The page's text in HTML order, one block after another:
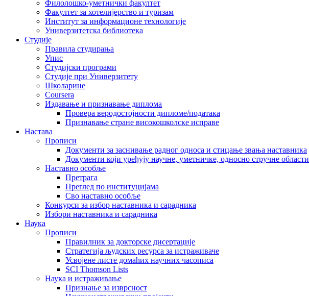
Филолошко-уметнички факултет
Факултет за хотелијерство и туризам
Институт за информационе технологије
Универзитетска библиотека
Студије
Правила студирања
Упис
Студијски програми
Студије при Универзитету
Школарине
Coursera
Издавање и признавање диплома
Провера веродостојности дипломе/података
Признавање стране високошколске исправе
Настава
Прописи
Документи за заснивање радног односа и стицање звања наставника
Документи који уређују научне, уметничке, односно стручне области
Наставно особље
Претрага
Преглед по институцијама
Сво наставно особље
Конкурси за избор наставника и сарадника
Избори наставника и сарадника
Наука
Прописи
Правилник за докторске дисертације
Стратегија људских ресурса за истраживаче
Усвојене листе домаћих научних часописа
SCI Thomson Lists
Наука и истраживање
Признање за изврсност